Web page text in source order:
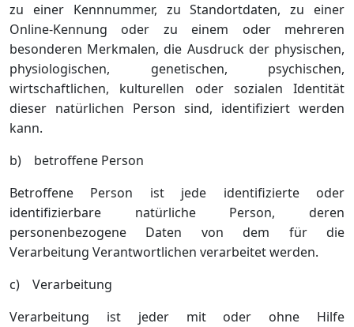
zu einer Kennnummer, zu Standortdaten, zu einer
Online-Kennung oder zu einem oder mehreren
besonderen Merkmalen, die Ausdruck der physischen,
physiologischen, genetischen, psychischen,
wirtschaftlichen, kulturellen oder sozialen Identität
dieser natürlichen Person sind, identifiziert werden
kann.
b) betroffene Person
Betroffene Person ist jede identifizierte oder
identifizierbare natürliche Person, deren
personenbezogene Daten von dem für die
Verarbeitung Verantwortlichen verarbeitet werden.
c) Verarbeitung
Verarbeitung ist jeder mit oder ohne Hilfe